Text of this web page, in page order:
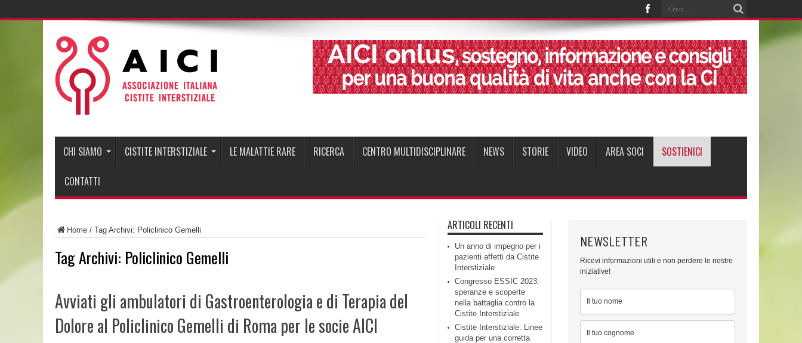
CHI SIAMO CISTITE INTERSTIZIALE LE MALATTIE RARE RICERCA CENTRO MULTIDISCIPLINARE NEWS STORIE VIDEO AREA SOCI SOSTIENICI
CONTATTI
Home / Tag Archivi: Policlinico Gemelli
Tag Archivi: Policlinico Gemelli
Avviati gli ambulatori di Gastroenterologia e di Terapia del
Dolore al Policlinico Gemelli di Roma per le socie AICI
ARTICOLI RECENTI
Un anno di impegno per i
pazienti affetti da Cistite
Interstiziale
Congresso ESSIC 2023:
speranze e scoperte
nella battaglia contro la
Cistite Interstiziale
Cistite Interstiziale: Linee
guida per una corretta
NEWSLETTER
Ricevi informazioni utili e non perdere le nostre
iniziative!